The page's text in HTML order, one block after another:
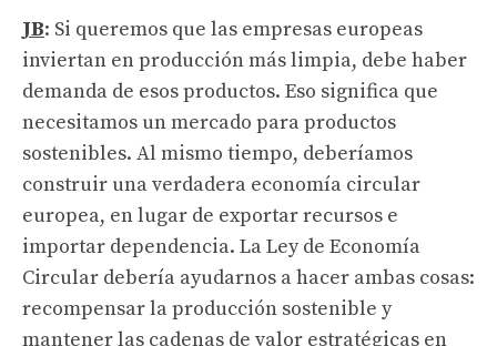
JB: Si queremos que las empresas europeas
inviertan en producción más limpia, debe haber
demanda de esos productos. Eso significa que
necesitamos un mercado para productos
sostenibles. Al mismo tiempo, deberíamos
construir una verdadera economía circular
europea, en lugar de exportar recursos e
importar dependencia. La Ley de Economía
Circular debería ayudarnos a hacer ambas cosas:
recompensar la producción sostenible y
mantener las cadenas de valor estratégicas en